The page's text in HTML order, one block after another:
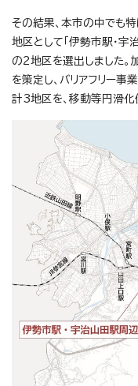
その結果、本市の中でも
地区として「伊勢市駅・宇
の2地区を選出しました。
を策定し、バリアフリー事
計3地区を、移動等円滑化